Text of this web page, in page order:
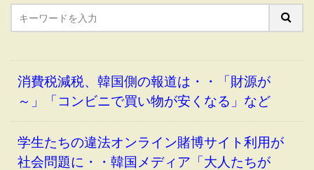
消費税減税、韓国側の報道は・・「財源が
～」「コンビニで買い物が安くなる」など
学生たちの違法オンライン賭博サイト利用が
社会問題に・・韓国メディア「大人たちが